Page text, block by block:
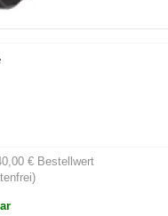
€ Bestellwert